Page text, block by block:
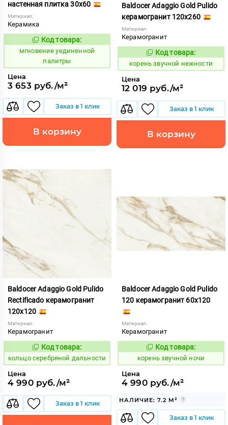
настенная плитка 30x60
Материал:
Керамика
951066
Код товара:
мгновение уединенной
палитры
Цена
3 653 руб./м²
Заказ в 1 клик
В корзину
Baldocer Adaggio Gold Pulido
керамогранит 120x260
Материал:
Керамогранит
785058
Код товара:
корень звучной нежности
Цена
12 019 руб./м²
Заказ в 1 клик
В корзину
Baldocer Adaggio Gold Pulido
Rectificado керамогранит
120x120
Материал:
Керамогранит
745121
Код товара:
кольцо серебряной дальности
Цена
4 990 руб./м²
Заказ в 1 клик
Baldocer Adaggio Gold Pulido
120 керамогранит 60x120
Материал:
Керамогранит
785061
Код товара:
корень звучной ночи
Цена
4 990 руб./м²
НАЛИЧИЕ: 7.2 М²
Заказ в 1 клик